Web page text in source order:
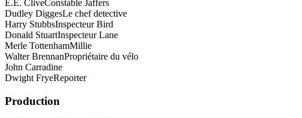
E.E. CliveConstable Jaffers
Dudley DiggesLe chef detective
Harry StubbsInspecteur Bird
Donald StuartInspecteur Lane
Merle TottenhamMillie
Walter BrennanPropriétaire du vélo
John Carradine
Dwight FryeReporter
Production